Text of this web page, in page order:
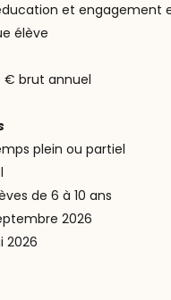
et engagement
élève
€ brut annuel
plein ou partiel
de 6 à 10 ans
2026
2026